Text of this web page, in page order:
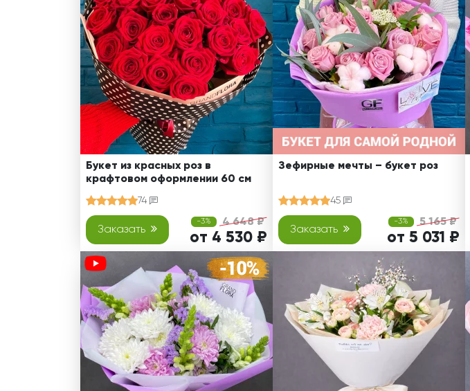
Розы поштучно
5 роз
7 роз
11 роз
15 роз
25 роз
51 роза
101 роза
Розы Гран-При
Корзины с розами
Кустовые розы
Миксы из роз
Сердца из роз
Монобукеты
Разноцветные
Эксклюзивные букеты
Смешанные
Хризантемы
Эустома
Свадьба
Свидание
Спасибо!
Юбилей
Подруге
Сестре
Брату
Врачу
Коллеге
Бабушке
Дедушке
Букет из красных роз в
крафтовом оформлении 60 см
74
Заказать
-3% 4 648 ₽
от 4 530 ₽
Зефирные мечты – букет роз
45
Заказать
-3% 5 165 ₽
от 5 031 ₽